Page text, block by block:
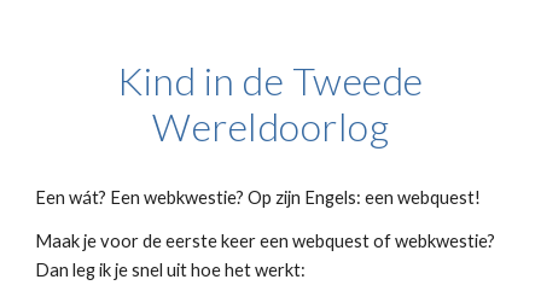
Kind in de Tweede
Wereldoorlog
Een wát? Een webkwestie? Op zijn Engels: een webquest!
Maak je voor de eerste keer een webquest of webkwestie?
Dan leg ik je snel uit hoe het werkt: